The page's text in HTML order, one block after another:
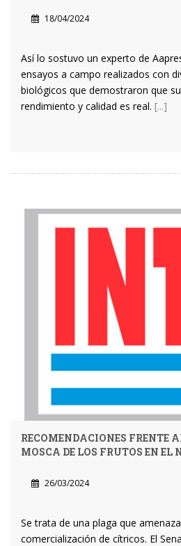
18/04/2024
Así lo sostuvo un experto de
ensayos a campo realizados con
biológicos que demostraron que
rendimiento y calidad es real. [...]
RECOMENDACIONES FRENTE
MOSCA DE LOS FRUTOS EN EL
26/03/2024
Se trata de una plaga que
comercialización de cítricos. El